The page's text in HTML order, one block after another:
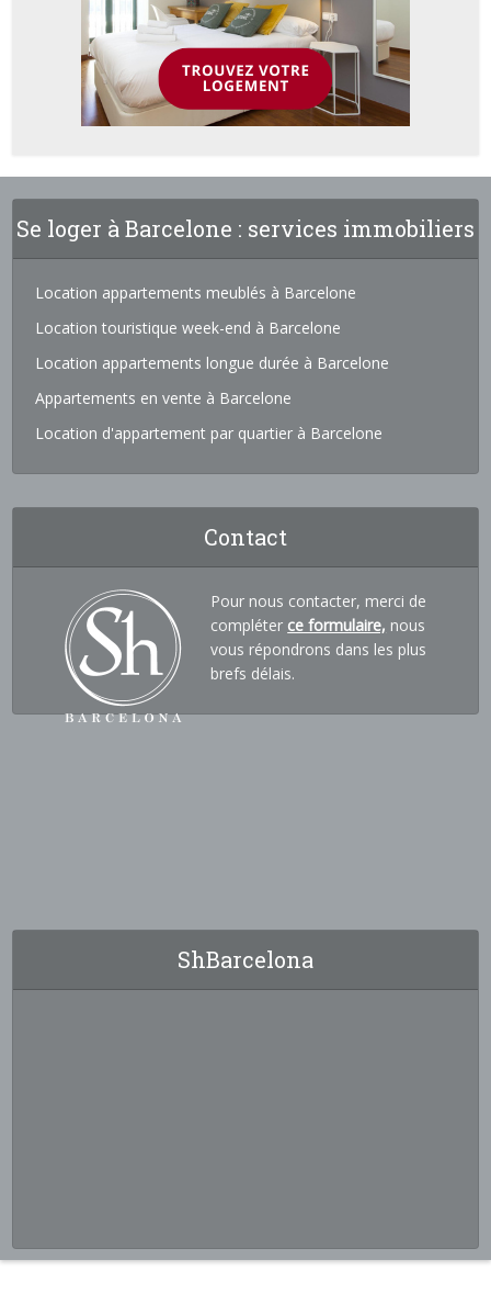
Se loger à Barcelone : services immobiliers
Location appartements meublés à Barcelone
Location touristique week-end à Barcelone
Location appartements longue durée à Barcelone
Appartements en vente à Barcelone
Location d'appartement par quartier à Barcelone
Contact
Pour nous contacter, merci de
compléter ce formulaire, nous
vous répondrons dans les plus
brefs délais.
ShBarcelona